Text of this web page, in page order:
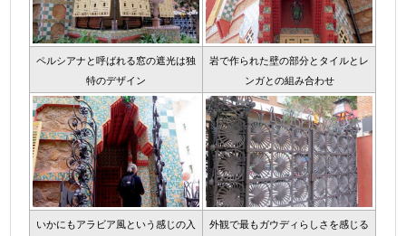
ペルシアナと呼ばれる窓の遮光は独
特のデザイン
岩で作られた壁の部分とタイルとレ
ンガとの組み合わせ
いかにもアラビア風という感じの入
外観で最もガウディらしさを感じる